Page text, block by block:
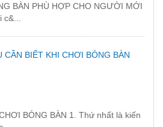
BÀN PHÙ HỢP CHO NGƯỜI MỚI
CẦN BIẾT KHI CHƠI BÓNG BÀN
BÓNG BÀN 1. Thứ nhất là kiến